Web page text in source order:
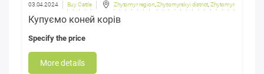
03.04.2024 Buy Cattle Zhytomyr region ,Zhytomyrskyi district ,Zhytomyr
Купуємо коней корів
Specify the price
More details